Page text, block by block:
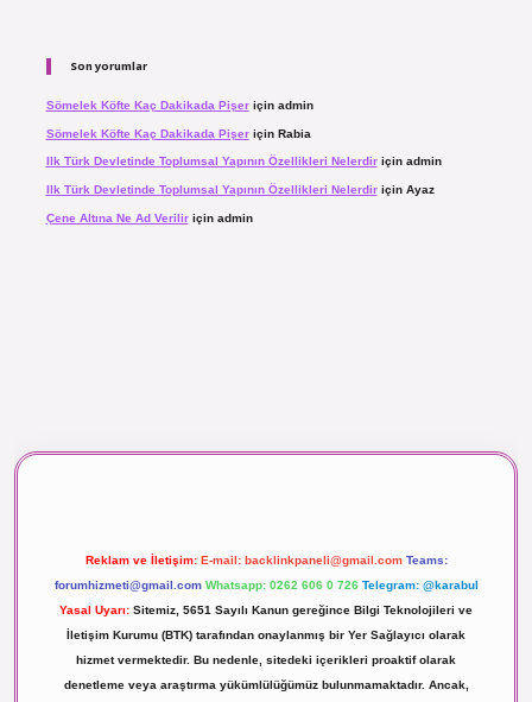
Son yorumlar
Sömelek Köfte Kaç Dakikada Pişeriçin admin
Sömelek Köfte Kaç Dakikada Pişeriçin Rabia
Ilk Türk Devletinde Toplumsal Yapının Özellikleri Nelerdiriçin admin
Ilk Türk Devletinde Toplumsal Yapının Özellikleri Nelerdiriçin Ayaz
Çene Altına Ne Ad Veriliriçin admin
Reklam ve İletişim: E-mail: backlinkpaneli@gmail.com Teams:
forumhizmeti@gmail.com Whatsapp: 0262 606 0 726 Telegram: @karabul
Yasal Uyarı: Sitemiz, 5651 Sayılı Kanun gereğince Bilgi Teknolojileri ve
İletişim Kurumu (BTK) tarafından onaylanmış bir Yer Sağlayıcı olarak
hizmet vermektedir. Bu nedenle, sitedeki içerikleri proaktif olarak
denetleme veya araştırma yükümlülüğümüz bulunmamaktadır. Ancak,